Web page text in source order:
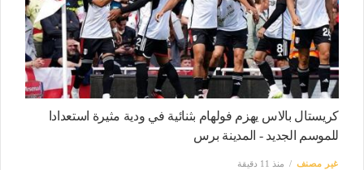
كريستال بالاس يهزم فولهام بثنائية في ودية مثيرة استعدادا
للموسم الجديد - المدينة برس
غير مصنف منذ 11 دقيقة